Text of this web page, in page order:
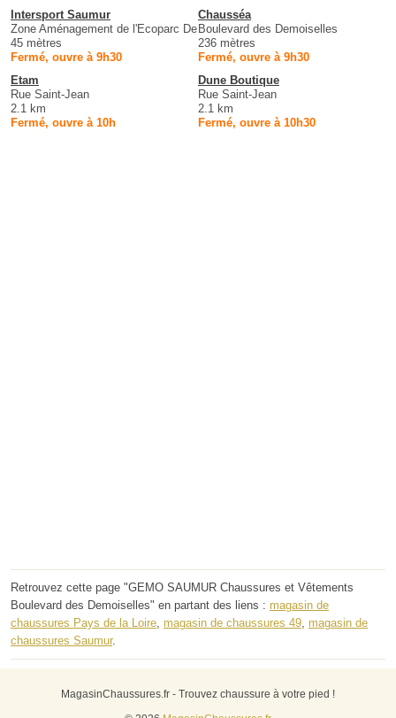
Intersport Saumur
Zone Aménagement de l'Ecoparc De
45 mètres
Fermé, ouvre à 9h30
Chausséa
Boulevard des Demoiselles
236 mètres
Fermé, ouvre à 9h30
Etam
Rue Saint-Jean
2.1 km
Fermé, ouvre à 10h
Dune Boutique
Rue Saint-Jean
2.1 km
Fermé, ouvre à 10h30
Retrouvez cette page "GEMO SAUMUR Chaussures et Vêtements
Boulevard des Demoiselles" en partant des liens : magasin de
chaussures Pays de la Loire magasin de chaussures 49 magasin de
chaussures Saumur.
MagasinChaussures.fr - Trouvez chaussure à votre pied !